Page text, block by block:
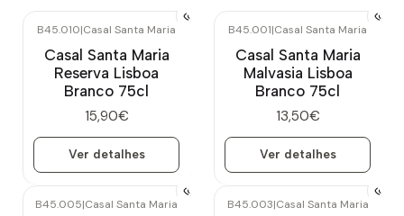
B45.010|Casal Santa Maria
Casal Santa Maria
Reserva Lisboa
Branco 75cl
15,90€
Ver detalhes
B45.001|Casal Santa Maria
Casal Santa Maria
Malvasia Lisboa
Branco 75cl
13,50€
Ver detalhes
B45.005|Casal Santa Maria B45.003|Casal Santa Maria